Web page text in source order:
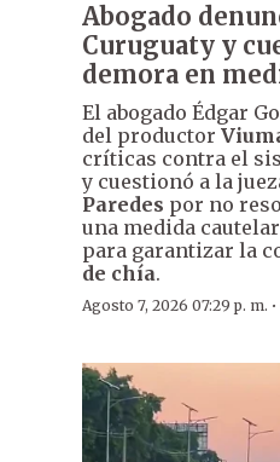
Abogado
Curuguaty y
demora en
El abogado Édgar
del productor
críticas contra el
y cuestionó a la
Paredes por no
una medida
para garantizar la
de chía.
Agosto 7, 2026 07:29 p. m. ·